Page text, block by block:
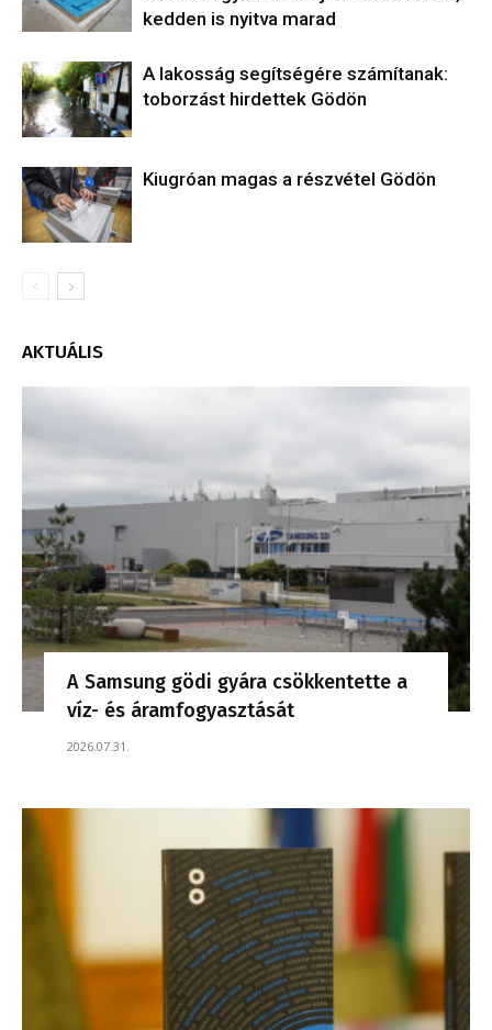
kedden is nyitva marad
A lakosság segítségére számítanak:
toborzást hirdettek Gödön
Kiugróan magas a részvétel Gödön
AKTUÁLIS
A Samsung gödi gyára csökkentette a
víz- és áramfogyasztását
2026.07.31.